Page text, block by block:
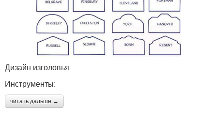
Дизайн изголовья
Инструменты:
читать дальше →